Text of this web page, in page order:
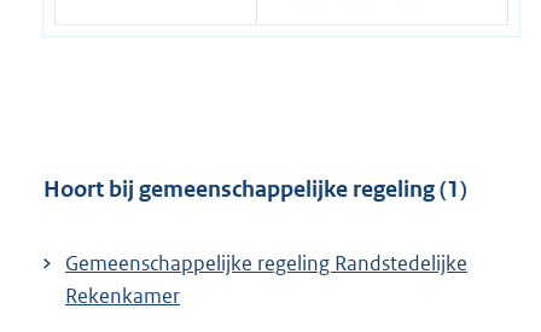
r
n
Hoort bij gemeenschappelijke regeling (1)
Gemeenschappelijke regeling Randstedelijke
Rekenkamer